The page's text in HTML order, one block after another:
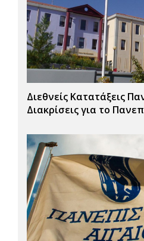
Διεθνείς Κατατάξεις
Διακρίσεις για το